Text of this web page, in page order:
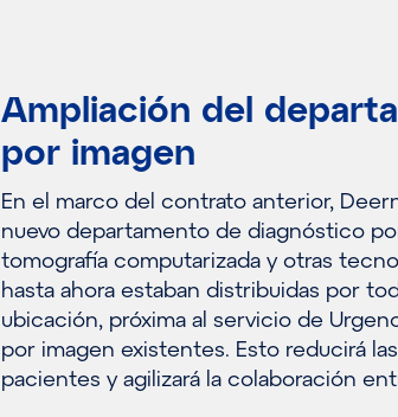
Ampliación del
por imagen
En el marco del contrato anterior,
nuevo departamento de diagnóstico
tomografía computarizada y otras
hasta ahora estaban distribuidas por
ubicación, próxima al servicio de
por imagen existentes. Esto reducirá
pacientes y agilizará la colaboración